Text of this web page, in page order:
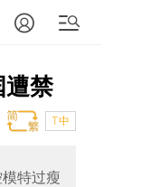
遭禁
T中
特过瘦